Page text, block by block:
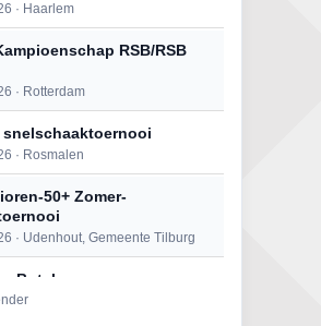
· Haarlem
RSB/RSB
· Rotterdam
· Rosmalen
50+ Zomer-
· Udenhout, Gemeente Tilburg
Butcher
· Utrecht